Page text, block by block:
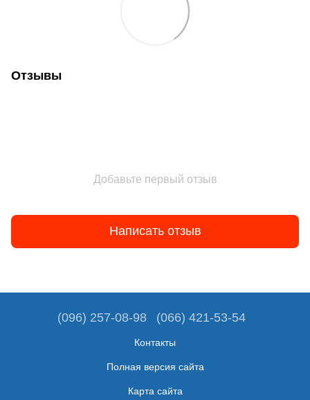
Отзывы
Добавьте первый отзыв
Написать отзыв
(096) 257-08-98 (066) 421-53-54
Контакты
Полная версия сайта
Карта сайта